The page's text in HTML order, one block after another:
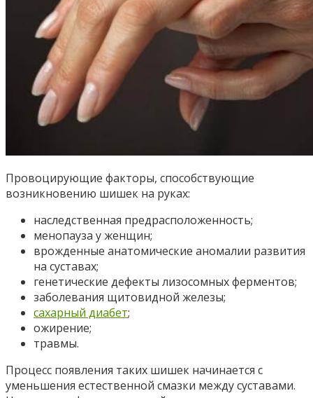
Провоцирующие факторы, способствующие
возникновению шишек на руках:
наследственная предрасположенность;
менопауза у женщин;
врожденные анатомические аномалии развития
на суставах;
генетические дефекты лизосомных ферментов;
заболевания щитовидной железы;
сахарный диабет;
ожирение;
травмы.
Процесс появления таких шишек начинается с
уменьшения естественной смазки между суставами.